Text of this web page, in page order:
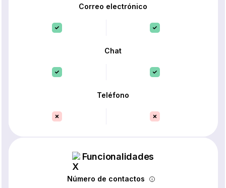
Correo electrónico
Chat
Teléfono
Funcionalidades
Número de contactos